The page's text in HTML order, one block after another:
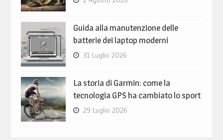
Guida alla manutenzione delle
batterie dei laptop moderni
31 Luglio 2026
La storia di Garmin: come la
tecnologia GPS ha cambiato lo sport
29 Luglio 2026